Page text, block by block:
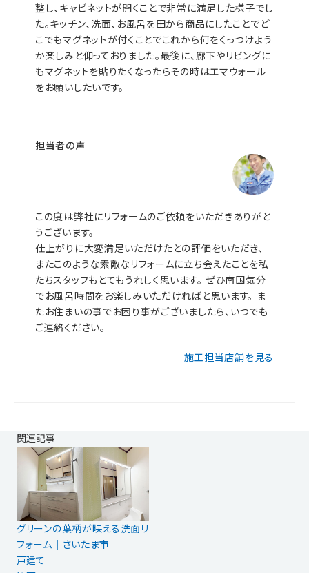
整し、キャビネットが開くことで非常に満足した様子でし
た。キッチン、洗面、お風呂を田から商品にしたことでど
こでもマグネットが付くことでこれから何をくっつけよう
か楽しみと仰っておりました。最後に、廊下やリビングに
もマグネットを貼りたくなったらその時はエマウォール
をお願いしたいです。
担当者の声
この度は弊社にリフォームのご依頼をいただきありがと
うございます。
仕上がりに大変満足いただけたとの評価をいただき、
またこのような素敵なリフォームに立ち会えたことを私
たちスタッフもとてもうれしく思います。 ぜひ南国気分
でお風呂時間をお楽しみいただければと思います。 ま
たお住まいの事でお困り事がございましたら、いつでも
ご連絡ください。
施工担当店舗を見る
関連記事
グリーンの葉柄が映える洗面リ
フォーム｜さいたま市
戸建て